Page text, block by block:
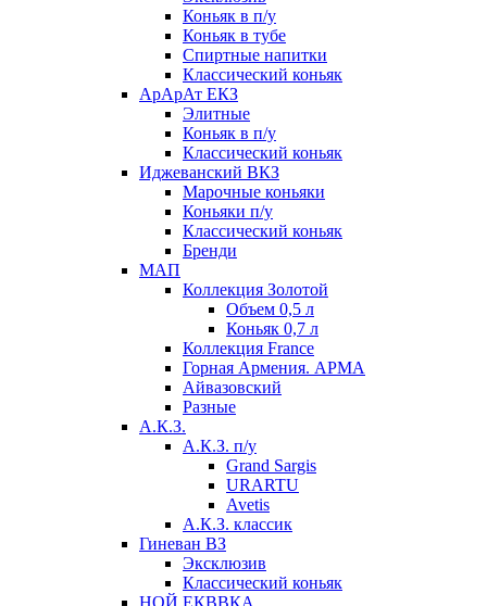
Коньяк в п/у
Коньяк в тубе
Спиртные напитки
Классический коньяк
АрАрАт ЕКЗ
Элитные
Коньяк в п/у
Классический коньяк
Иджеванский ВКЗ
Марочные коньяки
Коньяки п/у
Классический коньяк
Бренди
МАП
Коллекция Золотой
Объем 0,5 л
Коньяк 0,7 л
Коллекция France
Горная Армения. АРМА
Айвазовский
Разные
А.К.З.
А.К.З. п/у
Grand Sargis
URARTU
Avetis
А.К.З. классик
Гиневан ВЗ
Эксклюзив
Классический коньяк
НОЙ ЕКВВКА